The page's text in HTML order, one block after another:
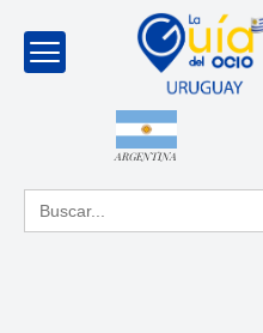
ARGENTINA
Buscar: